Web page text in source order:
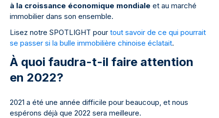
à la croissance économique mondiale et au marché
immobilier dans son ensemble.
Lisez notre SPOTLIGHT pour tout savoir de ce qui pourrait
se passer si la bulle immobilière chinoise éclatait.
À quoi faudra-t-il faire attention
en 2022?
2021 a été une année difficile pour beaucoup, et nous
espérons déjà que 2022 sera meilleure.